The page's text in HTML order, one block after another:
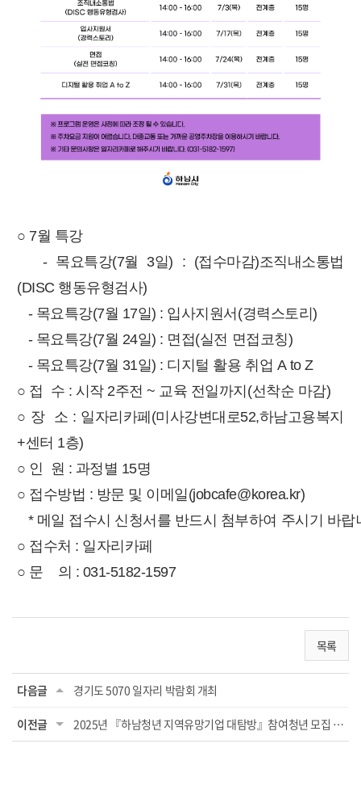
○ 7월 특강
- 목요특강(7월 3일) : (접수마감)조직내소통법
(DISC 행동유형검사)
- 목요특강(7월 17일) : 입사지원서(경력스토리)
- 목요특강(7월 24일) : 면접(실전 면접코칭)
- 목요특강(7월 31일) : 디지털 활용 취업 A to Z
○ 접 수 : 시작 2주전 ~ 교육 전일까지(선착순 마감)
○ 장 소 : 일자리카페(미사강변대로52,하남고용복지
+센터 1층)
○ 인 원 : 과정별 15명
○ 접수방법 : 방문 및 이메일(jobcafe@korea.kr)
* 메일 접수시 신청서를 반드시 첨부하여 주시기 바랍
○ 접수처 : 일자리카페
○ 문 의 : 031-5182-1597
목록
다음글 경기도 5070 일자리 박람회 개최
이전글 2025년 『하남청년 지역유망기업 대탐방』참여청년 모집 안내